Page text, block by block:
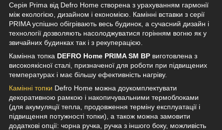
Серія Prima від Defro Home створена з урахуванням гармонії
між екологією, дизайном і економією. Камінні вставки з серії
PRIMA успішно обігрівають весь будинок, а сучасний дизайн і
технології дозволяють насолоджуватися горінням вогню як у
звичайних будинках так і з рекуперацією.
Камінна топка DEFRO Home PRIMA SM BP виготовлена з
високоякісної сталі, призначеної для роботи при підвищених
температурах і має більшу ефективність нагріву.
Камінні топки Defro Home можна доукомплектувати
декоративною рамкою і накопичувальними термоблоками
(для акумуляції тепла, продовження терміну експлуатації і
підвищення потужності топки), а також можна замовити
додаткові опції: чорна ручка, ручка з іншого боку, можливість